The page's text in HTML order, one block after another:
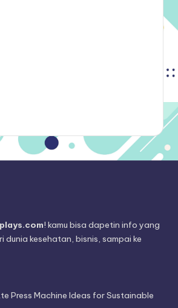
! kamu bisa dapetin info yang
dunia kesehatan, bisnis, sampai ke
Press Machine Ideas for Sustainable